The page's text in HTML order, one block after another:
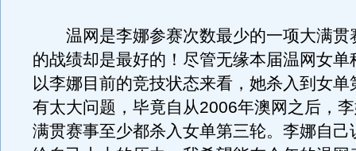
温网是李娜参赛次数最少的一项大满贯
的战绩却是最好的！尽管无缘本届温网女单
以李娜目前的竞技状态来看，她杀入到女单
有太大问题，毕竟自从2006年澳网之后，
满贯赛事至少都杀入女单第三轮。李娜自己